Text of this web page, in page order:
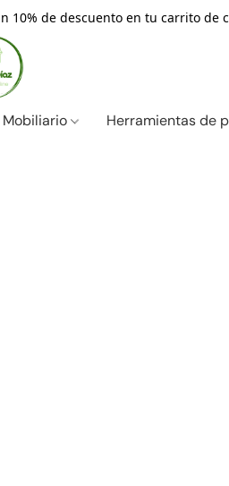
10% de descuento en tu carrito de
Mobiliario Herramientas de